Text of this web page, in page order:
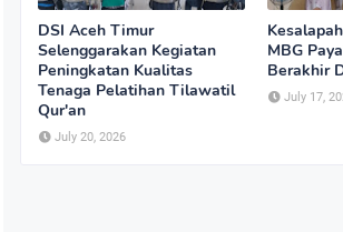
DSI Aceh Timur
Selenggarakan Kegiatan
Peningkatan Kualitas
Tenaga Pelatihan Tilawatil
Qur'an
July 20, 2026
MBG
Berakhir
July 17,